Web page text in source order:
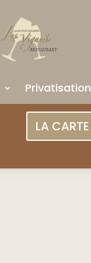
Privatisation
LA CARTE